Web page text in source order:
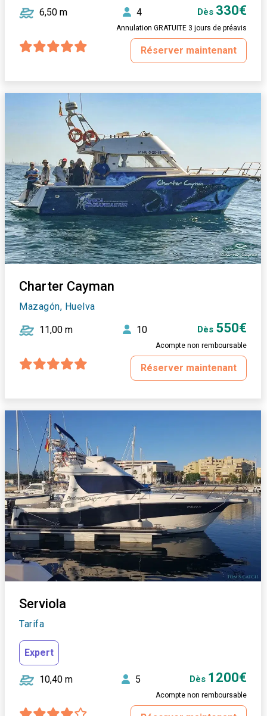
6,50 m 4 Dès 330€
Annulation GRATUITE 3 jours de préavis
Réserver maintenant
Charter Cayman
Mazagón, Huelva
11,00 m 10 Dès 550€
Acompte non remboursable
Réserver maintenant
Serviola
Tarifa
Expert
10,40 m 5 Dès 1200€
Acompte non remboursable